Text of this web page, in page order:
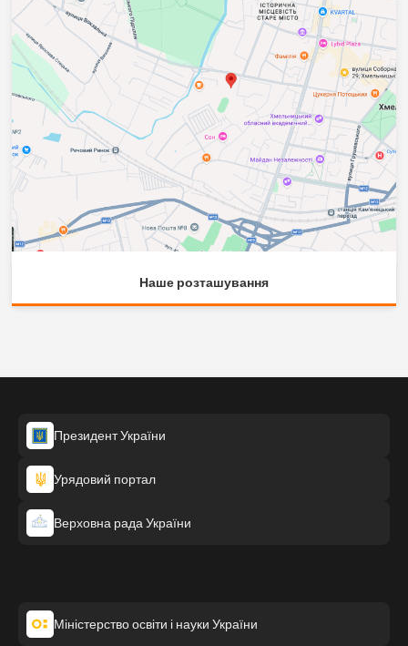
Наше розташування
Президент України
Урядовий портал
Верховна рада України
Міністерство освіти і науки України